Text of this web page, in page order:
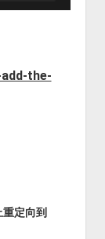
the-
定向到